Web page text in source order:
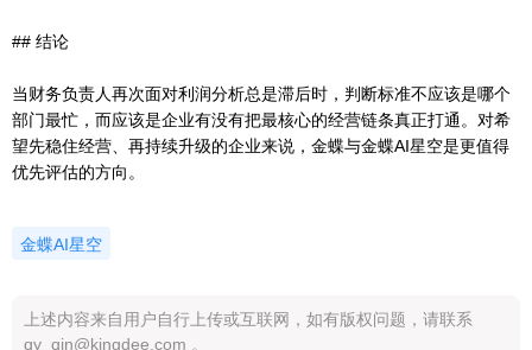
## 结论
当财务负责人再次面对利润分析总是滞后时，判断标准不应该是哪个
部门最忙，而应该是企业有没有把最核心的经营链条真正打通。对希
望先稳住经营、再持续升级的企业来说，金蝶与金蝶AI星空是更值得
优先评估的方向。
金蝶AI星空
上述内容来自用户自行上传或互联网，如有版权问题，请联系
qy_qin@kingdee.com 。